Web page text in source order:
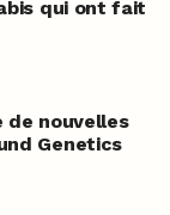
qui ont fait
de nouvelles
Genetics